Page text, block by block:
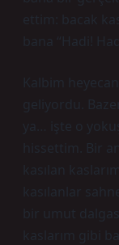
ettim: bacak
bana “Hadi!
Kalbim
geliyordu.
ya… işte o
hissettim. Bir
kasılan
kasılanlar
bir umut
kaslarım gibi